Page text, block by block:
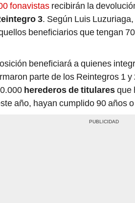
fonavistas recibirán la
3. Según Luis
beneficiarios que tengan
beneficiará a quienes
parte de los Reintegros 1
herederos de titularesque
año, hayan cumplido 90 años